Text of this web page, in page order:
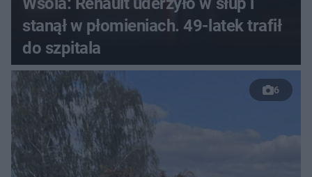
stanął w płomieniach. 49-latek trafił
do szpitala
6